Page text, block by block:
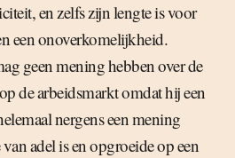
en zelfs zijn lengte is voor
een onoverkomelijkheid.
geen mening hebben over de
de arbeidsmarkt omdat hij een
nergens een mening
adel is en opgroeide op een